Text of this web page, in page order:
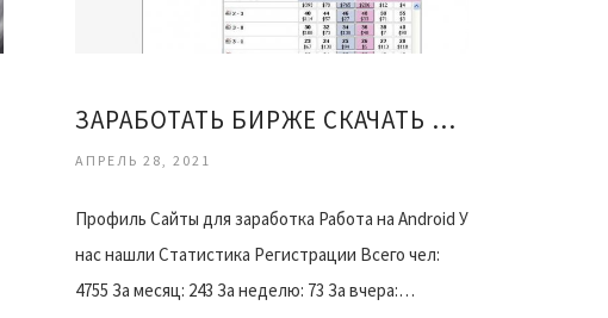
ЗАРАБОТАТЬ БИРЖЕ СКАЧАТЬ БЕСПЛАТНО
АПРЕЛЬ 28, 2021
Профиль Сайты для заработка Работа на Android У
нас нашли Статистика Регистрации Всего чел:
4755 За месяц: 243 За неделю: 73 За вчера:…